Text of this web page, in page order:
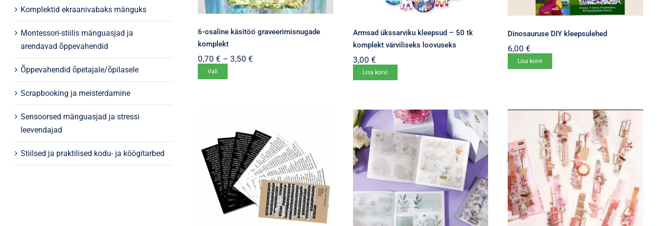
Komplektid ekraanivabaks mänguks
Montessori-stiilis mänguasjad ja
arendavad õppevahendid
Õppevahendid õpetajale/õpilasele
Scrapbooking ja meisterdamine
Sensoorsed mänguasjad ja stressi
leevendajad
Stiilsed ja praktilised kodu- ja köögitarbed
6-osaline käsitöö graveerimisnugade
komplekt
0,70 € – 3,50 €Hinnavahemik:
Vali
Valikuid
saab
teha
tootelehel.
Armsad ükssarviku kleepsud – 50 tk
komplekt värviliseks loovuseks
3,00 €
Lisa korvi
Dinosauruse DIY kleepsulehed
6,00€
Lisa korvi